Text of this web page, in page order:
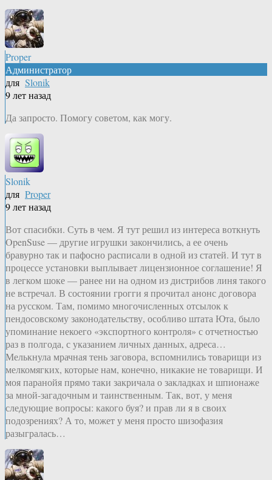
Proper
Администратор
для Slonik
9 лет назад
Да запросто. Помогу советом, как могу.
Slonik
для Proper
9 лет назад
Вот спасибки. Суть в чем. Я тут решил из интереса воткнуть
OpenSuse — другие игрушки закончились, а ее очень
бравурно так и пафосно расписали в одной из статей. И тут в
процессе установки выплывает лицензионное соглашение! Я
в легком шоке — ранее ни на одном из дистрибов линя такого
не встречал. В состоянии грогги я прочитал анонс договора
на русском. Там, помимо многочисленных отсылок к
пендосовскому законодательству, особливо штата Юта, было
упоминание некоего «экспортного контроля» с отчетностью
раз в полгода, с указанием личных данных, адреса…
Мелькнула мрачная тень заговора, вспомнились товарищи из
мелкомягких, которые нам, конечно, никакие не товарищи. И
моя паранойя прямо таки закричала о закладках и шпионаже
за мной-загадочным и таинственным. Так, вот, у меня
следующие вопросы: какого буя? и прав ли я в своих
подозрениях? А то, может у меня просто шизофазия
разыгралась…